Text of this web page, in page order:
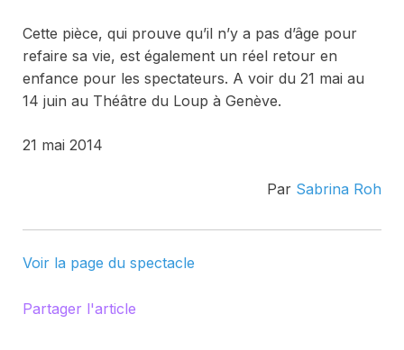
Cette pièce, qui prouve qu’il n’y a pas d’âge pour
refaire sa vie, est également un réel retour en
enfance pour les spectateurs. A voir du 21 mai au
14 juin au Théâtre du Loup à Genève.
21 mai 2014
Par Sabrina Roh
Voir la page du spectacle
Partager l'article